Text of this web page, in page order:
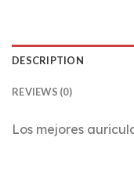
DESCRIPTION
REVIEWS (0)
Los mejores